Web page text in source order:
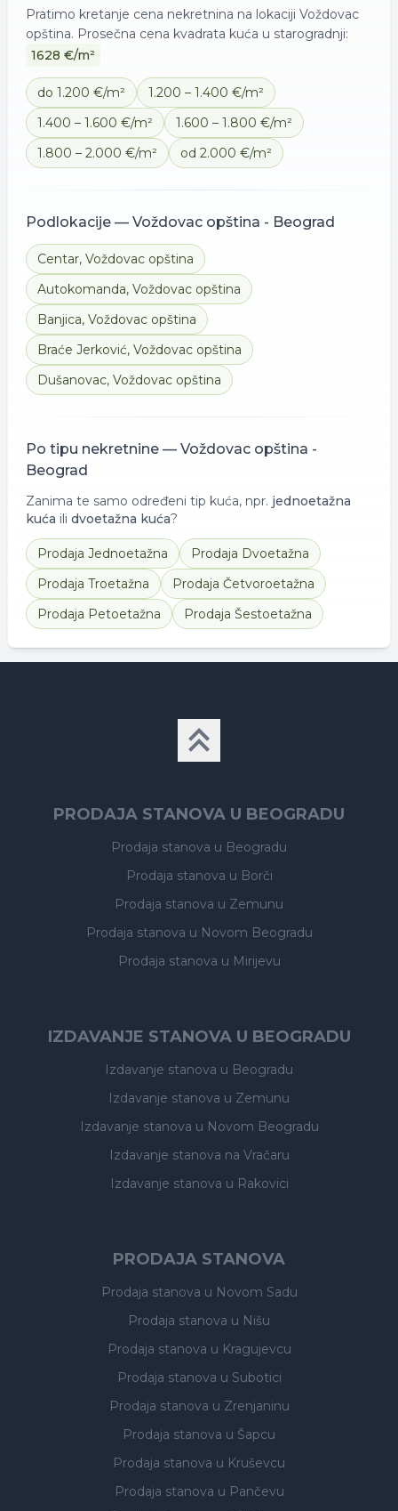
Pratimo kretanje cena nekretnina na lokaciji Voždovac
opština. Prosečna cena kvadrata kuća u starogradnji:
1628 €/m²
do 1.200 €/m²
1.200 – 1.400 €/m²
1.400 – 1.600 €/m²
1.600 – 1.800 €/m²
1.800 – 2.000 €/m²
od 2.000 €/m²
Podlokacije — Voždovac opština - Beograd
Centar, Voždovac opština
Autokomanda, Voždovac opština
Banjica, Voždovac opština
Braće Jerković, Voždovac opština
Dušanovac, Voždovac opština
Po tipu nekretnine — Voždovac opština -
Beograd
Zanima te samo određeni tip kuća, npr. jednoetažna
kuća ili dvoetažna kuća?
Prodaja Jednoetažna Prodaja Dvoetažna
Prodaja Troetažna Prodaja Četvoroetažna
Prodaja Petoetažna Prodaja Šestoetažna
PRODAJA STANOVA U BEOGRADU
Prodaja stanova u Beogradu
Prodaja stanova u Borči
Prodaja stanova u Zemunu
Prodaja stanova u Novom Beogradu
Prodaja stanova u Mirijevu
IZDAVANJE STANOVA U BEOGRADU
Izdavanje stanova u Beogradu
Izdavanje stanova u Zemunu
Izdavanje stanova u Novom Beogradu
Izdavanje stanova na Vračaru
Izdavanje stanova u Rakovici
PRODAJA STANOVA
Prodaja stanova u Novom Sadu
Prodaja stanova u Nišu
Prodaja stanova u Kragujevcu
Prodaja stanova u Subotici
Prodaja stanova u Zrenjaninu
Prodaja stanova u Šapcu
Prodaja stanova u Kruševcu
Prodaja stanova u Pančevu